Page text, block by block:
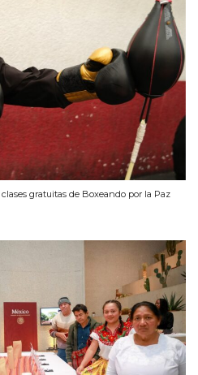
gratuitas de Boxeando por la Paz